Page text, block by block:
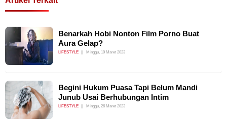
Benarkah Hobi Nonton Film Porno Buat
Aura Gelap?
LIFESTYLE Minggu, 19 Maret 2023
Begini Hukum Puasa Tapi Belum Mandi
Junub Usai Berhubungan Intim
LIFESTYLE Minggu, 26 Maret 2023